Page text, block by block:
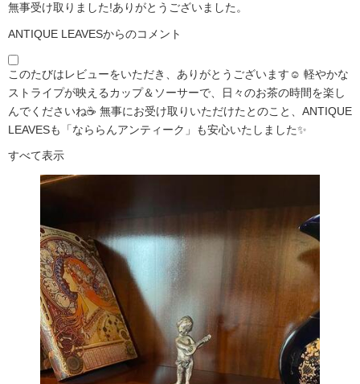
無事受け取りました!ありがとうございました。
ANTIQUE LEAVESからのコメント
このたびはレビューをいただき、ありがとうございます☺️ 軽やかな
ストライプが映えるカップ＆ソーサーで、日々のお茶の時間を楽し
んでくださいね☕ 無事にお受け取りいただけたとのこと、ANTIQUE
LEAVESも「なららんアンティーク」も安心いたしました✨
すべて表示